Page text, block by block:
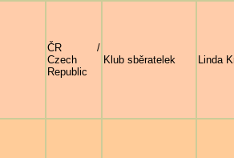
ČR /
Czech
Republic
Klub sběratelek Linda